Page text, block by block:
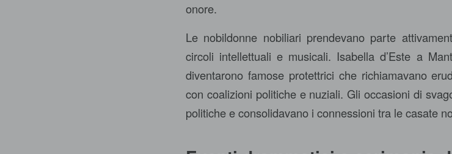
onore.
Le nobildonne nobiliari prendevano parte
circoli intellettuali e musicali. Isabella d’Este a
diventarono famose protettrici che richiamavano
con coalizioni politiche e nuziali. Gli occasioni di
politiche e consolidavano i connessioni tra le casate